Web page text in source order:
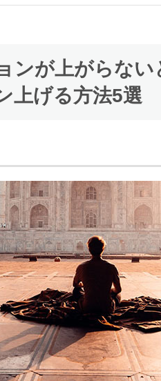
ンが上がらな
上げる方法5選